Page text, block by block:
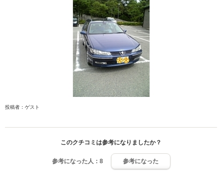
投稿者：ゲスト
このクチコミは参考になりましたか？
参考になった人： 8 参考になった